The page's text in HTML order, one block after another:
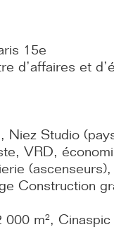
15e
d’affaires et
Niez Studio
VRD,
Construction
m²,